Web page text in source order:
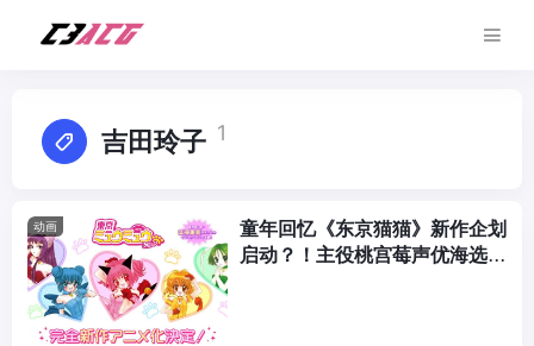
吉田玲子 1
动画
童年回忆《东京猫猫》新作企划
启动？！主役桃宫莓声优海选